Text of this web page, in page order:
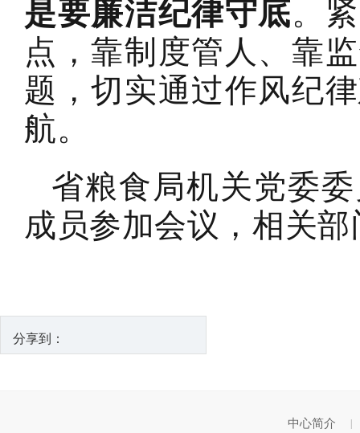
是要廉洁纪律守底。
点，靠制度管人、靠
题，切实通过作风纪
航。
省粮食局机关党委
成员参加会议，相关
分享到：
中心简介
|